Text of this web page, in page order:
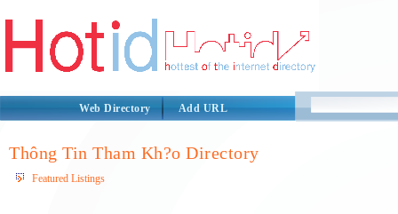
Web Directory Add URL
Thông Tin Tham Kh?o Directory
Featured Listings